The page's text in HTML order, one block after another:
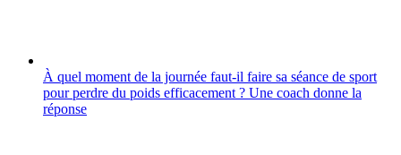
À quel moment de la journée faut-il faire sa séance de sport
pour perdre du poids efficacement ? Une coach donne la
réponse